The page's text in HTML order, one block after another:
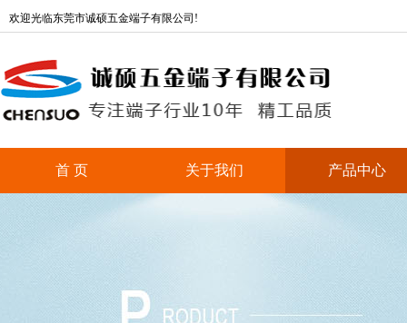
欢迎光临东莞市诚硕五金端子有限公司!
首 页 关于我们 产品中心